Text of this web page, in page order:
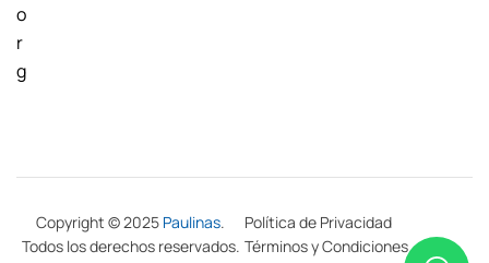
o
r
g
Copyright © 2025 Paulinas.
Todos los derechos reservados.
Política de Privacidad
Términos y Condiciones